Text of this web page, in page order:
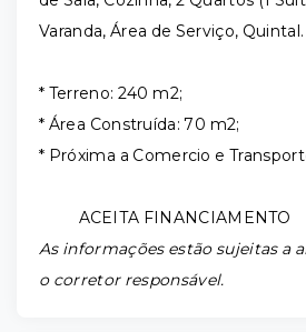
Varanda, Área de Serviço, Quintal.
* Terreno: 240 m2;
* Área Construída: 70 m2;
* Próxima a Comercio e
ACEITA FINANCIAMENTO
As informações estão sujeitas a
o corretor responsável.